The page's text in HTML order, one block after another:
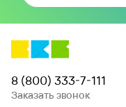
8 (800) 333-7-111
Заказать звонок